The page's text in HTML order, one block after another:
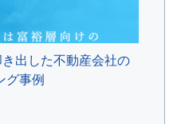
出した不動産会社の
グ事例